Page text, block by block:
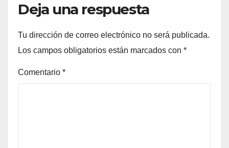
Deja una respuesta
Tu dirección de correo electrónico no será publicada.
Los campos obligatorios están marcados con *
Comentario *